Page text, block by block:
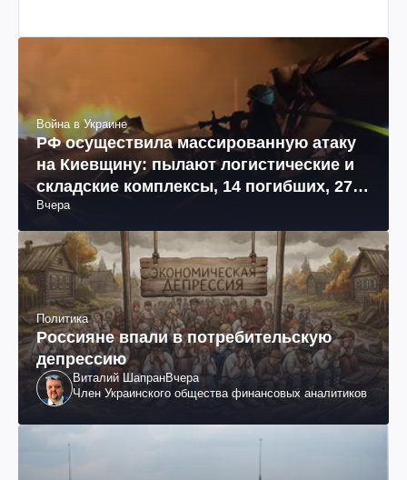
Война в Украине
РФ осуществила массированную атаку
на Киевщину: пылают логистические и
складские комплексы, 14 погибших, 27
раненых (фото, видео)
Вчера
Политика
Россияне впали в потребительскую
депрессию
Виталий ШапранВчера
Член Украинского общества финансовых аналитиков